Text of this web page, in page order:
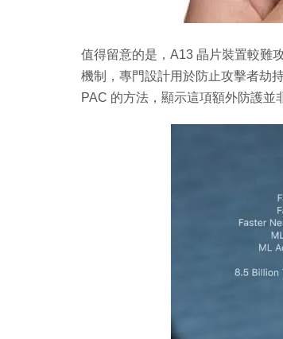
值得留意的是，A13 晶片裝置較難
機制，專門設計用於防止攻擊者劫
PAC 的方法，顯示這項額外防護並